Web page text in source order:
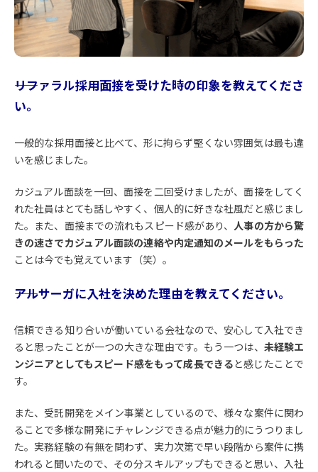
――リファラル採用面接を受けた時の印象を教えてくださ
い。
一般的な採用面接と比べて、形に拘らず堅くない雰囲気は最も違
いを感じました。
カジュアル面談を一回、面接を二回受けましたが、面接をしてく
れた社員はとても話しやすく、個人的に好きな社風だと感じまし
た。また、面接までの流れもスピード感があり、 人事の方から驚
きの速さでカジュアル面談の連絡や内定通知のメールをもらった
ことは今でも覚えています（笑）。
――アルサーガに入社を決めた理由を教えてください。
信頼できる知り合いが働いている会社なので、安心して入社でき
ると思ったことが一つの大きな理由です。もう一つは、 未経験エ
ンジニアとしてもスピード感をもって成長できると感じたことで
す。
また、受託開発をメイン事業としているので、様々な案件に関わ
ることで多様な開発にチャレンジできる点が魅力的にうつりまし
た。実務経験の有無を問わず、実力次第で早い段階から案件に携
われると聞いたので、その分スキルアップもできると思い、入社